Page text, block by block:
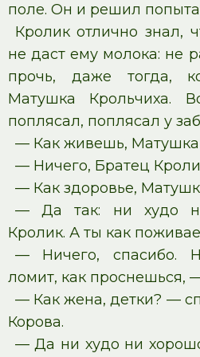
поле. Он и решил
Кролик отлично знал,
не даст ему молока: не
прочь, даже тогда,
Матушка Крольчиха.
поплясал, поплясал у
— Как живешь, Матушка
— Ничего, Братец
— Как здоровье,
— Да так: ни худо
Кролик. А ты как
— Ничего, спасибо.
ломит, как проснешься,
— Как жена, детки? —
Корова.
— Да ни худо ни